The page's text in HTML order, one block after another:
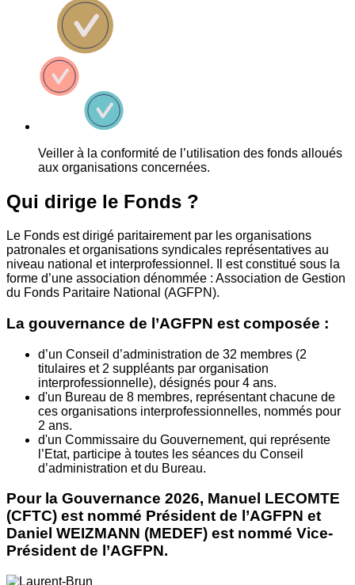
Veiller à la conformité de l’utilisation des fonds alloués
aux organisations concernées.
Qui dirige le Fonds ?
Le Fonds est dirigé paritairement par les organisations
patronales et organisations syndicales représentatives au
niveau national et interprofessionnel. Il est constitué sous la
forme d’une association dénommée : Association de Gestion
du Fonds Paritaire National (AGFPN).
La gouvernance de l’AGFPN est composée :
d’un Conseil d’administration de 32 membres (2
titulaires et 2 suppléants par organisation
interprofessionnelle), désignés pour 4 ans.
d'un Bureau de 8 membres, représentant chacune de
ces organisations interprofessionnelles, nommés pour
2 ans.
d'un Commissaire du Gouvernement, qui représente
l’Etat, participe à toutes les séances du Conseil
d’administration et du Bureau.
Pour la Gouvernance 2026, Manuel LECOMTE
(CFTC) est nommé Président de l’AGFPN et
Daniel WEIZMANN (MEDEF) est nommé Vice-
Président de l’AGFPN.